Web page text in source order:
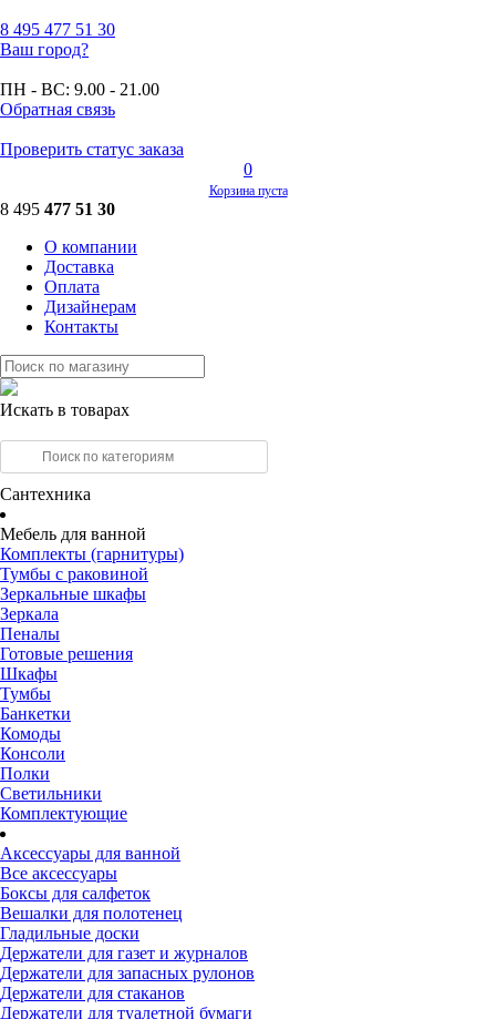
8 495 477 51 30
Ваш город?
ПН - ВС: 9.00 - 21.00
Обратная связь
Проверить статус заказа
0
Корзина пуста
8 495 477 51 30
О компании
Доставка
Оплата
Дизайнерам
Контакты
Искать в товарах
Сантехника
Мебель для ванной
Комплекты (гарнитуры)
Тумбы с раковиной
Зеркальные шкафы
Зеркала
Пеналы
Готовые решения
Шкафы
Тумбы
Банкетки
Комоды
Консоли
Полки
Светильники
Комплектующие
Аксессуары для ванной
Все аксессуары
Боксы для салфеток
Вешалки для полотенец
Гладильные доски
Держатели для газет и журналов
Держатели для запасных рулонов
Держатели для стаканов
Держатели для туалетной бумаги